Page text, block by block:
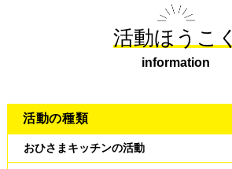
活動ほうこく
information
活動の種類
おひさまキッチンの活動